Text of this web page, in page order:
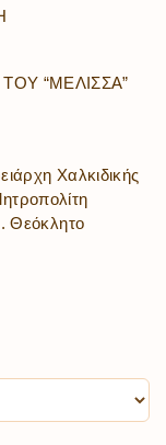
“ΜΕΛΙΣΣΑ”
Χαλκιδικής
Θεόκλητο